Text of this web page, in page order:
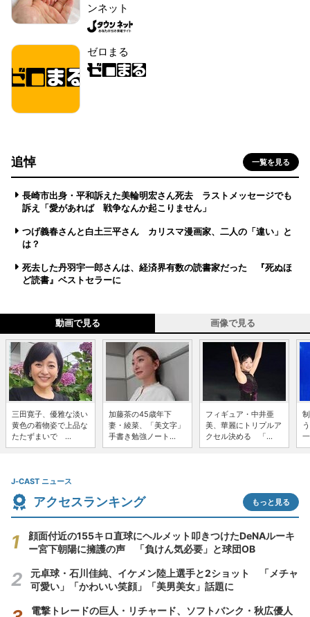
ンネット
ゼロまる
追悼 一覧を見る
長崎市出身・平和訴えた美輪明宏さん死去 ラストメッセージでも
訴え「愛があれば 戦争なんか起こりません」
つげ義春さんと白土三平さん カリスマ漫画家、二人の「違い」と
は？
死去した丹羽宇一郎さんは、経済界有数の読書家だった 『死ぬほ
ど読書』ベストセラーに
動画で見る 画像で見る
三田寛子、優雅な淡い
黄色の着物姿で上品な
たたずまいで ...
加藤茶の45歳年下
妻・綾菜、「美文字」
手書き勉強ノート...
フィギュア・中井亜
美、華麗にトリプルア
クセル決める 「...
J-CAST ニュース
アクセスランキング もっと見る
顔面付近の155キロ直球にヘルメット叩きつけたDeNAルーキ
ー宮下朝陽に擁護の声 「負けん気必要」と球団OB
元卓球・石川佳純、イケメン陸上選手と2ショット 「メチャ
可愛い」「かわいい笑顔」「美男美女」話題に
電撃トレードの巨人・リチャード、ソフトバンク・秋広優人